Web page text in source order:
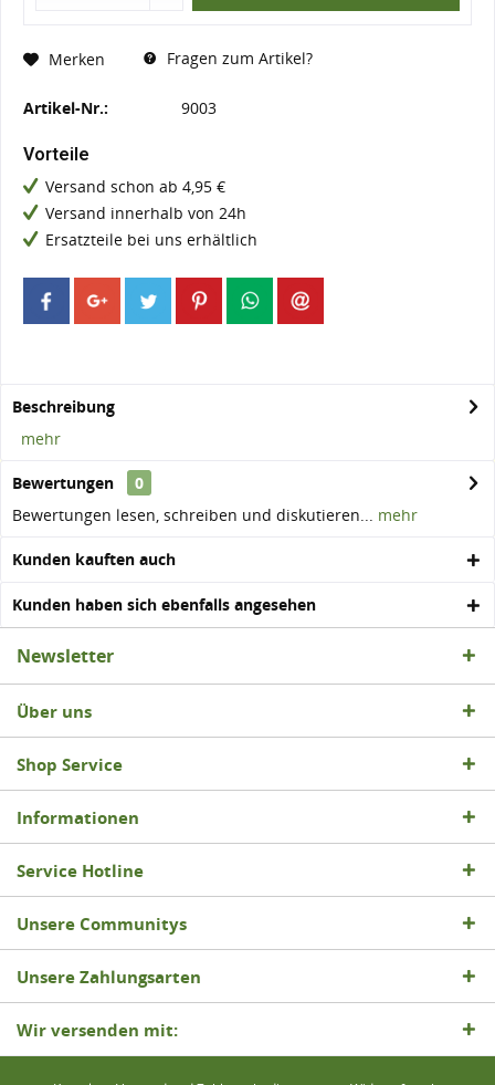
Merken Fragen zum Artikel?
Artikel-Nr.: 9003
Vorteile
Versand schon ab 4,95 €
Versand innerhalb von 24h
Ersatzteile bei uns erhältlich
Beschreibung
mehr
Bewertungen
0
Bewertungen lesen, schreiben und diskutieren... mehr
Kunden kauften auch
Kunden haben sich ebenfalls angesehen
Newsletter
Über uns
Shop Service
Informationen
Service Hotline
Unsere Communitys
Unsere Zahlungsarten
Wir versenden mit: